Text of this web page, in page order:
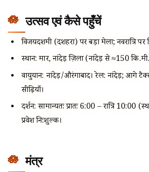
उत्सव एवं कैसे पहुँचें
विजयदशमी (दशहरा) पर बड़ा मेला; नवरात्रि पर
स्थान: माहूर, नांदेड़ ज़िला (नांदेड़ से ≈150
वायुयान: नांदेड़/औरंगाबाद। रेल: नांदेड़; आगे
सीढ़ियाँ।
दर्शन: सामान्यतः प्रातः 6:00 – रात्रि 10:00
प्रवेश निःशुल्क।
मंत्र